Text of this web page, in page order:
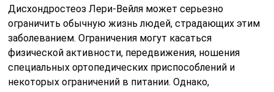
Дисхондростеоз Лери-Вейля может серьезно
ограничить обычную жизнь людей, страдающих этим
заболеванием. Ограничения могут касаться
физической активности, передвижения, ношения
специальных ортопедических приспособлений и
некоторых ограничений в питании. Однако,